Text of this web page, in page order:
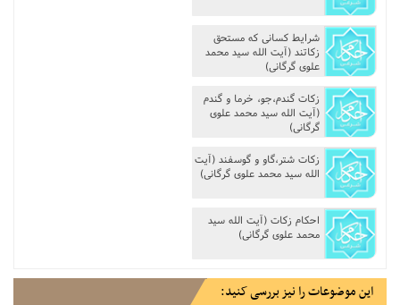
شرایط کسانی که مستحق
زکاتند (آیت الله سید محمد
علوی گرگانی)
زکات گندم،جو، خرما و گندم
(آیت الله سید محمد علوی
گرگانی)
زکات شتر،گاو و گوسفند (آیت
الله سید محمد علوی گرگانی)
احکام زکات (آیت الله سید
محمد علوی گرگانی)
این موضوعات را نیز بررسی کنید: